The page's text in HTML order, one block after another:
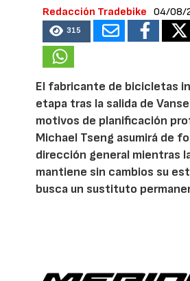
Redacción Tradebike 04/08/
315
El fabricante de bicicletas
etapa tras la salida de
motivos de planificación
Michael Tseng asumirá de
dirección general mientras
mantiene sin cambios su
busca un sustituto